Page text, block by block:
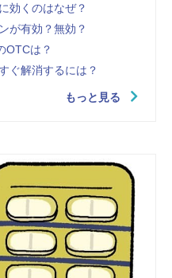
効くのはなぜ？
が有効？無効？
OTCは？
ぐ解消するには？
もっと見る